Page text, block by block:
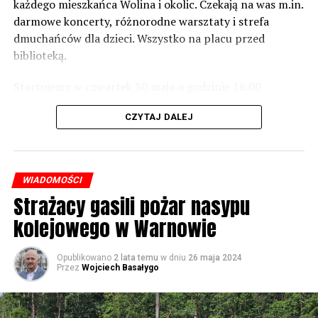
zrobić. Tam są odpowiednie normy – 61 i 56 decybeli –
zaznacza.
Foto: Wojciech Basałygo
59514 odsłon
każdego mieszkańca Wolina i okolic. Czekają na was m.in.
darmowe koncerty, różnorodne warsztaty i strefa
dmuchańców dla dzieci. Wszystko na placu przed
biblioteką.
występami zespołów „Yellow” i „Specyficzni”.
CZYTAJ DALEJ
WIADOMOŚCI
Strażacy gasili pożar nasypu
kolejowego w Warnowie
Opublikowano 2 lata temu w dniu 26 maja 2024
Przez Wojciech Basałygo